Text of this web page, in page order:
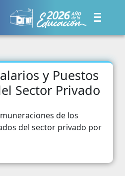
y Puestos
Sector Privado
de los
del sector privado por